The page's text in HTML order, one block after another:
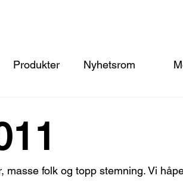
Produkter Nyhetsrom
folk og topp stemning. Vi